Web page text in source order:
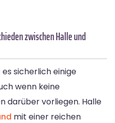
zwischen Halle und
sicherlich einige
wenn keine
darüber vorliegen. Halle
mit einer reichen